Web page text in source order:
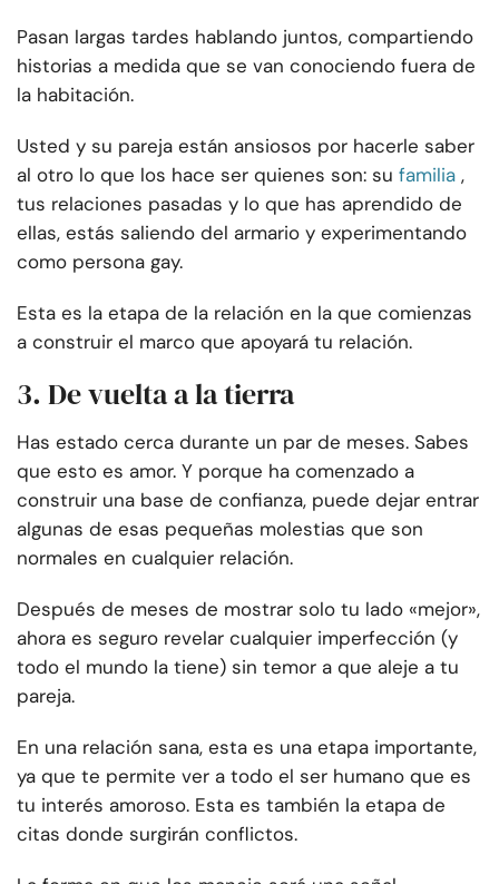
Pasan largas tardes hablando juntos, compartiendo
historias a medida que se van conociendo fuera de
la habitación.
Usted y su pareja están ansiosos por hacerle saber
al otro lo que los hace ser quienes son: su familia ,
tus relaciones pasadas y lo que has aprendido de
ellas, estás saliendo del armario y experimentando
como persona gay.
Esta es la etapa de la relación en la que comienzas
a construir el marco que apoyará tu relación.
3. De vuelta a la tierra
Has estado cerca durante un par de meses. Sabes
que esto es amor. Y porque ha comenzado a
construir una base de confianza, puede dejar entrar
algunas de esas pequeñas molestias que son
normales en cualquier relación.
Después de meses de mostrar solo tu lado «mejor»,
ahora es seguro revelar cualquier imperfección (y
todo el mundo la tiene) sin temor a que aleje a tu
pareja.
En una relación sana, esta es una etapa importante,
ya que te permite ver a todo el ser humano que es
tu interés amoroso. Esta es también la etapa de
citas donde surgirán conflictos.